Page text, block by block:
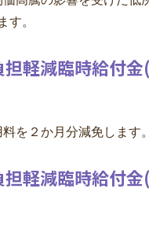
す。
担軽減臨時給付
を２か月分減免します。
担軽減臨時給付